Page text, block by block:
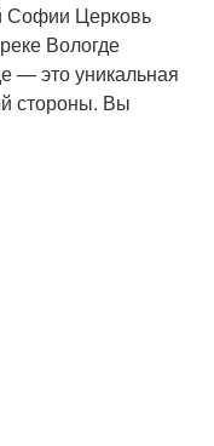
Софии Церковь
Вологде
— это уникальная
стороны. Вы